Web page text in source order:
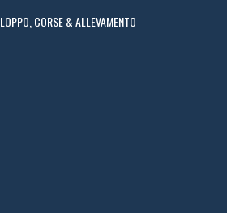
CORSE & ALLEVAMENTO